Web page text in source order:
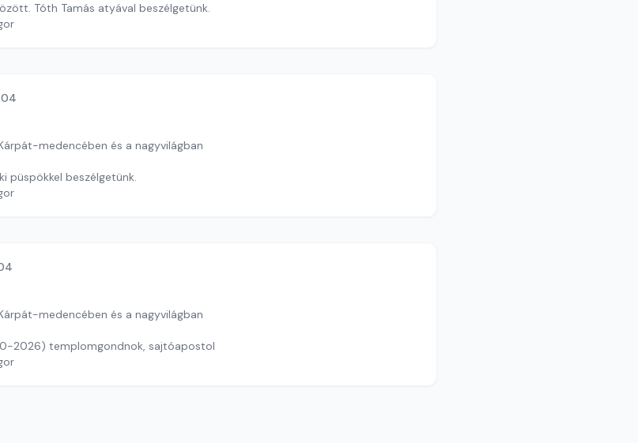
Tóth Tamás atyával beszélgetünk.
medencében és a nagyvilágban
püspökkel beszélgetünk.
medencében és a nagyvilágban
2026) templomgondnok, sajtóapostol